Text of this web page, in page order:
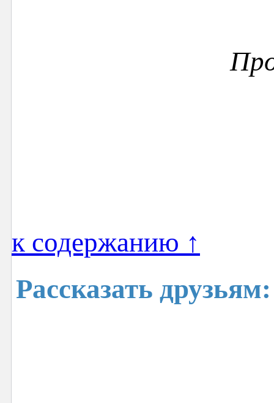
к содержанию ↑
Рассказать друзьям: